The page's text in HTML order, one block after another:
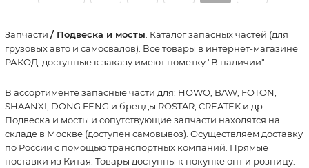
Запчасти / Подвеска и мосты . Каталог запасных частей (для
грузовых авто и самосвалов). Все товары в интернет-магазине
РАКОД, доступные к заказу имеют пометку "В наличии".
В ассортименте запасные части для: HOWO, BAW, FOTON,
SHAANXI, DONG FENG и бренды ROSTAR, CREATEK и др.
Подвеска и мосты и сопутствующие запчасти находятся на
складе в Москве (доступен самовывоз). Осуществляем доставку
по России с помощью транспортных компаний. Прямые
поставки из Китая. Товары доступны к покупке опт и розницу.